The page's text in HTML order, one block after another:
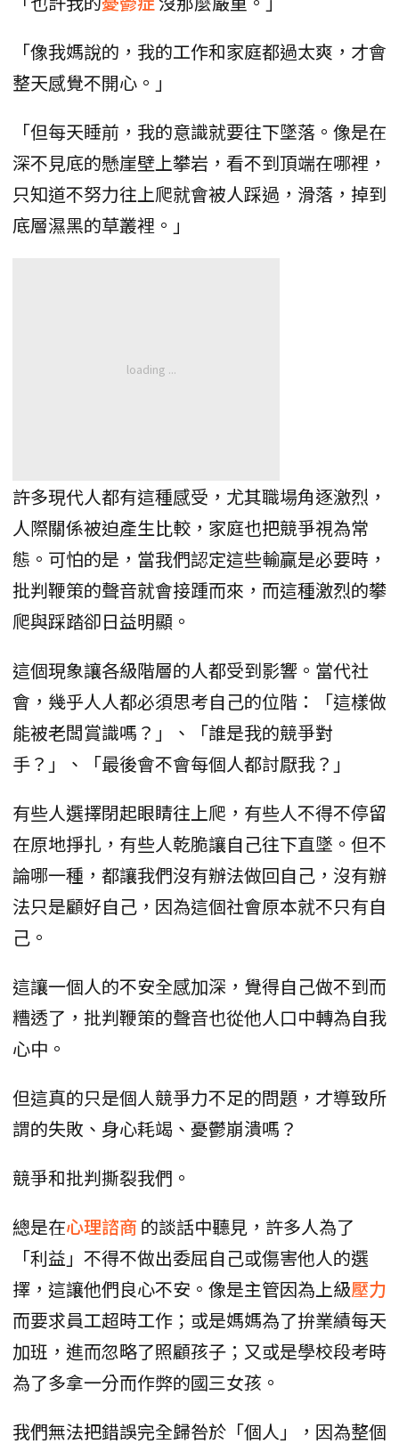
「像我媽說的，我的工作和家庭都過太爽，才會
整天感覺不開心。」
「但每天睡前，我的意識就要往下墜落。像是在
深不見底的懸崖壁上攀岩，看不到頂端在哪裡，
只知道不努力往上爬就會被人踩過，滑落，掉到
底層濕黑的草叢裡。」
許多現代人都有這種感受，尤其職場角逐激烈，
人際關係被迫產生比較，家庭也把競爭視為常
態。可怕的是，當我們認定這些輸贏是必要時，
批判鞭策的聲音就會接踵而來，而這種激烈的攀
爬與踩踏卻日益明顯。
這個現象讓各級階層的人都受到影響。當代社
會，幾乎人人都必須思考自己的位階：「這樣做
能被老闆賞識嗎？」、「誰是我的競爭對
手？」、「最後會不會每個人都討厭我？」
有些人選擇閉起眼睛往上爬，有些人不得不停留
在原地掙扎，有些人乾脆讓自己往下直墜。但不
論哪一種，都讓我們沒有辦法做回自己，沒有辦
法只是顧好自己，因為這個社會原本就不只有自
己。
這讓一個人的不安全感加深，覺得自己做不到而
糟透了，批判鞭策的聲音也從他人口中轉為自我
心中。
但這真的只是個人競爭力不足的問題，才導致所
謂的失敗、身心耗竭、憂鬱崩潰嗎？
競爭和批判撕裂我們。
總是在心理諮商 的談話中聽見，許多人為了
「利益」不得不做出委屈自己或傷害他人的選
擇，這讓他們良心不安。像是主管因為上級壓力
而要求員工超時工作；或是媽媽為了拚業績每天
加班，進而忽略了照顧孩子；又或是學校段考時
為了多拿一分而作弊的國三女孩。
我們無法把錯誤完全歸咎於「個人」，因為整個